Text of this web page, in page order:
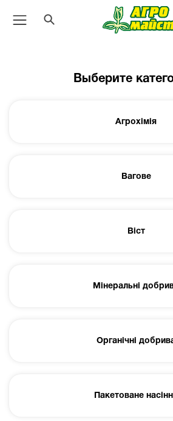
Выберите
Агрохімія
Вагове
Віст
Мінеральні
Органічні
Пакетоване